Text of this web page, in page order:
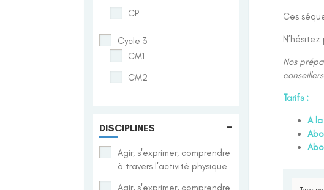
Ces
Nos
Tarifs :
A
CP
Cycle 3
CM1
CM2
DISCIPLINES -
Agir, s'exprimer, comprendre
à travers l'activité physique
Agir, s'exprimer, comprendre